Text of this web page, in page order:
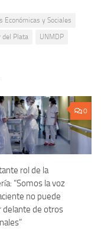
Económicas y Sociales
del Plata UNMDP
0
rol de la
“Somos la voz
no puede
delante de otros